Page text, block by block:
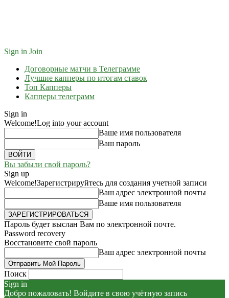
Sign in Join
Договорные матчи в Телеграмме
Лучшие капперы по итогам ставок
Топ Капперы
Капперы телеграмм
Sign in
Welcome!Log into your account
Ваше имя пользователя
Ваш пароль
Вы забыли свой пароль?
Sign up
Welcome!Зарегистрируйтесь для создания учетной записи
Ваш адрес электронной почты
Ваше имя пользователя
Пароль будет выслан Вам по электронной почте.
Password recovery
Восстановите свой пароль
Ваш адрес электронной почты
Поиск
Sign in
Добро пожаловать! Войдите в свою учётную запись